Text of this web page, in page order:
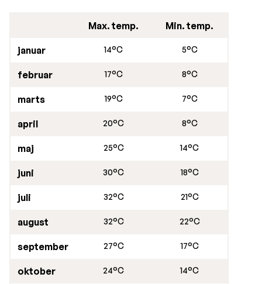
Max. temp. Min. temp.
januar 14°C 5°C
februar 17°C 8°C
marts 19°C 7°C
april 20°C 8°C
maj 25°C 14°C
juni 30°C 18°C
juli 32°C 21°C
august 32°C 22°C
september 27°C 17°C
oktober 24°C 14°C